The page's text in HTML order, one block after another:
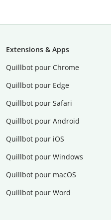
Extensions & Apps
Quillbot pour Chrome
Quillbot pour Edge
Quillbot pour Safari
Quillbot pour Android
Quillbot pour iOS
Quillbot pour Windows
Quillbot pour macOS
Quillbot pour Word